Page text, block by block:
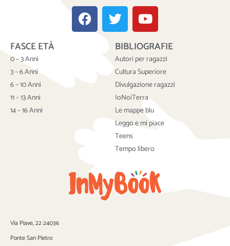
F
a
c
T
w
i
t
t
e
r
Y
o
u
t
u
b
e
FASCE ETÀ
0 – 3 Anni
3 – 6 Anni
6 – 10 Anni
11 – 13 Anni
14 – 16 Anni
BIBLIOGRAFIE
Autori per ragazzi
Cultura Superiore
Divulgazione ragazzi
IoNoiTerra
Le mappe blu
Leggo e mi piace
Teens
Tempo libero
Via Piave, 22 24036
Ponte San Pietro